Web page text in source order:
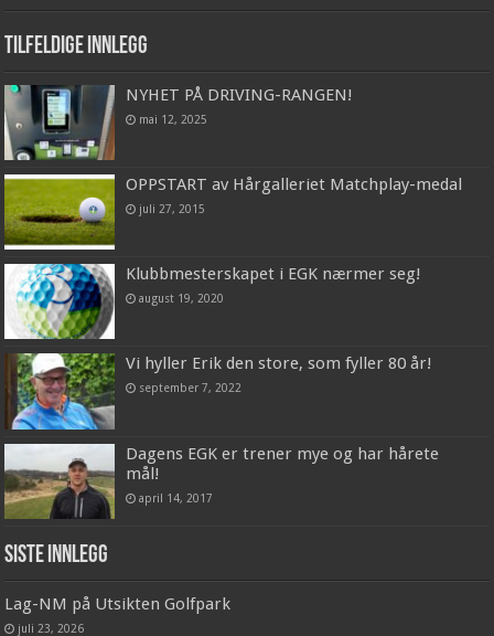
Tilfeldige innlegg
NYHET PÅ DRIVING-RANGEN!
mai 12, 2025
OPPSTART av Hårgalleriet Matchplay-medal
juli 27, 2015
Klubbmesterskapet i EGK nærmer seg!
august 19, 2020
Vi hyller Erik den store, som fyller 80 år!
september 7, 2022
Dagens EGK er trener mye og har hårete
mål!
april 14, 2017
Siste innlegg
Lag-NM på Utsikten Golfpark
juli 23, 2026